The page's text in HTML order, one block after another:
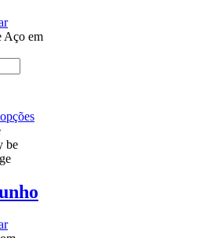
Aço em
be